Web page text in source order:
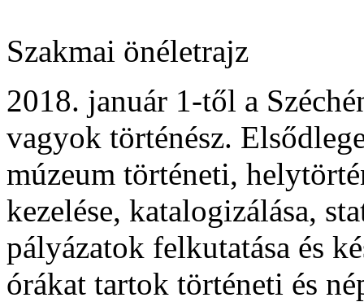
Szakmai önéletrajz
2018. január 1-től a
vagyok történész.
múzeum történeti,
kezelése, katalogizálása,
pályázatok felkutatása és
órákat tartok történeti és